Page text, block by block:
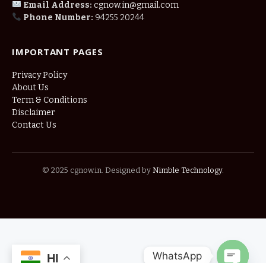
Email Address: cgnow.in@gmail.com
Phone Number: 94255 20244
IMPORTANT PAGES
Privacy Policy
About Us
Term & Conditions
Disclaimer
Contact Us
© 2025 cgnow.in. Designed by Nimble Technology.
HI WhatsApp